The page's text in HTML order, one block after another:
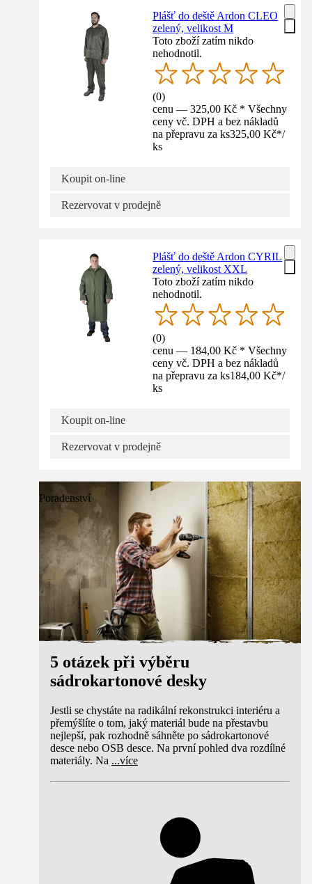
Plášť do deště Ardon CLEO
zelený, velikost M
Toto zboží zatím nikdo
nehodnotil.
(0)
cenu — 325,00 Kč * Všechny
ceny vč. DPH a bez nákladů
na přepravu za ks325,00 Kč*/
ks
Koupit on-line
Rezervovat v prodejně
Plášť do deště Ardon CYRIL
zelený, velikost XXL
Toto zboží zatím nikdo
nehodnotil.
(0)
cenu — 184,00 Kč * Všechny
ceny vč. DPH a bez nákladů
na přepravu za ks184,00 Kč*/
ks
Koupit on-line
Rezervovat v prodejně
Poradenství
5 otázek při výběru
sádrokartonové desky
Jestli se chystáte na radikální rekonstrukci interiéru a
přemýšlíte o tom, jaký materiál bude na přestavbu
nejlepší, pak rozhodně sáhněte po sádrokartonové
desce nebo OSB desce. Na první pohled dva rozdílné
materiály. Na ...více